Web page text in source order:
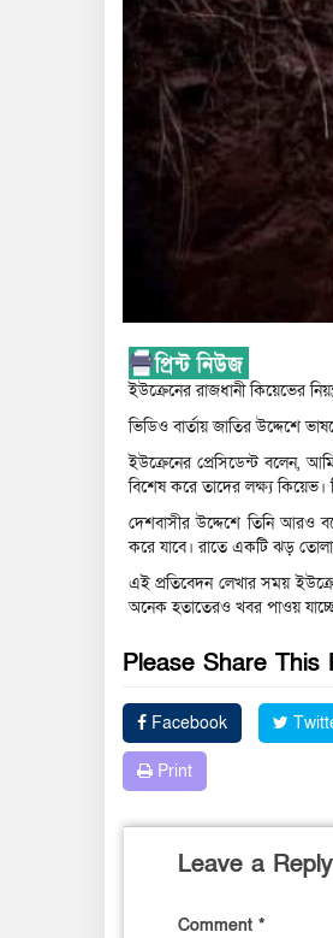
ইউক্রেনের রাজধানী কিয়েভের
ভিডিও বার্তায় জাতির উদ্দেশে
ইউক্রেনের প্রেসিডেন্ট বলেন,
বিশেষ করে তাদের লক্ষ্য কিয়েভ।
দেশবাসীর উদ্দেশে তিনি আরও
করে যাবে। রাতে একটি ঝড়
এই প্রতিবেদন লেখার সময়
অনেক হতাতেরও খবর পাওয়
Please Share This
Facebook
Print
Leave a Reply
Comment *